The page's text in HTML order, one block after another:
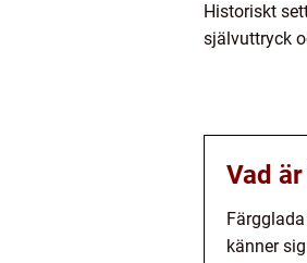
Historiskt
självuttryck
Vad
känner